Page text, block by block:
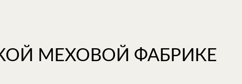
МЕХОВОЙ ФАБРИКЕ